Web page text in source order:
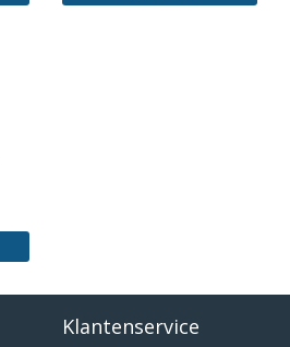
Klantenservice